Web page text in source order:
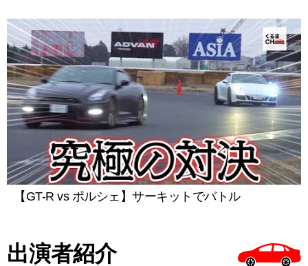
【GT-R vs ポルシェ】サーキットでバトル
出演者紹介